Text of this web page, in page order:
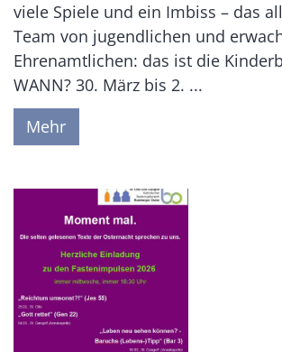
viele Spiele und ein Imbiss – das
Team von jugendlichen und
Ehrenamtlichen: das ist die
WANN? 30. März bis 2. ...
Mehr